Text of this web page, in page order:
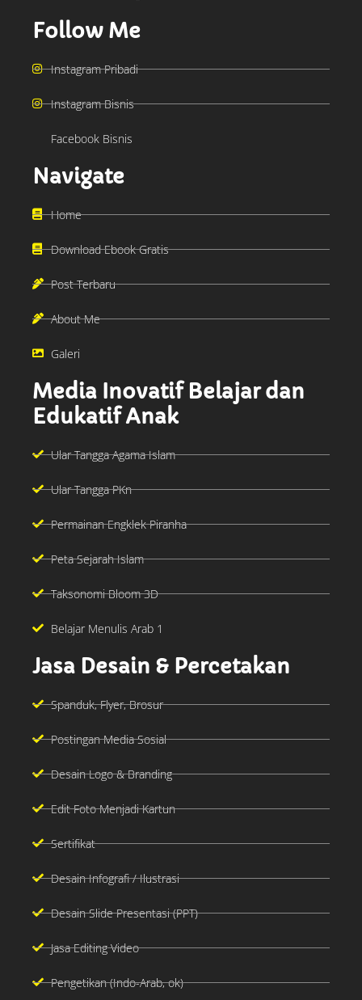
Follow Me
Instagram Pribadi
Instagram Bisnis
Facebook Bisnis
Navigate
Home
Download Ebook Gratis
Post Terbaru
About Me
Galeri
Media Inovatif Belajar dan
Edukatif Anak
Ular Tangga Agama Islam
Ular Tangga PKn
Permainan Engklek Piranha
Peta Sejarah Islam
Taksonomi Bloom 3D
Belajar Menulis Arab 1
Jasa Desain & Percetakan
Spanduk, Flyer, Brosur
Postingan Media Sosial
Desain Logo & Branding
Edit Foto Menjadi Kartun
Sertifikat
Desain Infografi / Ilustrasi
Desain Slide Presentasi (PPT)
Jasa Editing Video
Pengetikan (Indo-Arab, ok)